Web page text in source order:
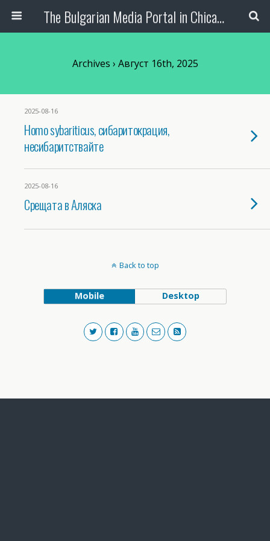
The Bulgarian Media Portal in Chicago
Archives › Август 16th, 2025
2025-08-16
Homo sybariticus, сибаритокрация,
несибаритствайте
2025-08-16
Срещата в Аляска
Back to top
Mobile Desktop